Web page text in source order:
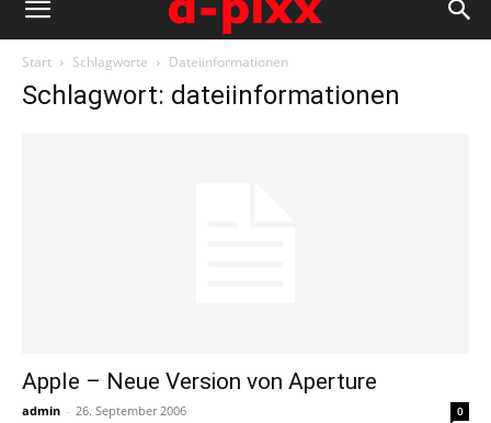
Start Schlagworte Dateiinformationen
Schlagwort: dateiinformationen
Apple – Neue Version von Aperture
admin - 26. September 2006 0